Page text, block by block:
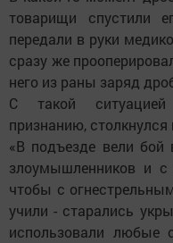
товарищи спустили
передали в руки
сразу же
него из раны заряд
С такой
признанию,
«В подъезде вели бой
злоумышленников и
чтобы с
учили - старались
использовали любые